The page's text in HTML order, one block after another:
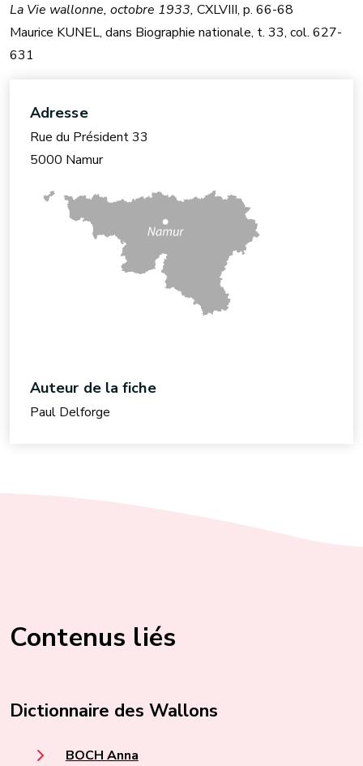
La Vie wallonne, octobre 1933, CXLVIII, p. 66-68
Maurice KUNEL, dans Biographie nationale, t. 33, col. 627-
631
Adresse
Rue du Président 33
5000 Namur
Auteur de la fiche
Paul Delforge
Contenus liés
Dictionnaire des Wallons
BOCH Anna